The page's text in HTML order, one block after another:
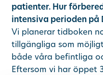
patienter. Hur
intensiva perioden på
Vi planerar tidboken
tillgängliga som
både våra befintliga
Eftersom vi har öppet